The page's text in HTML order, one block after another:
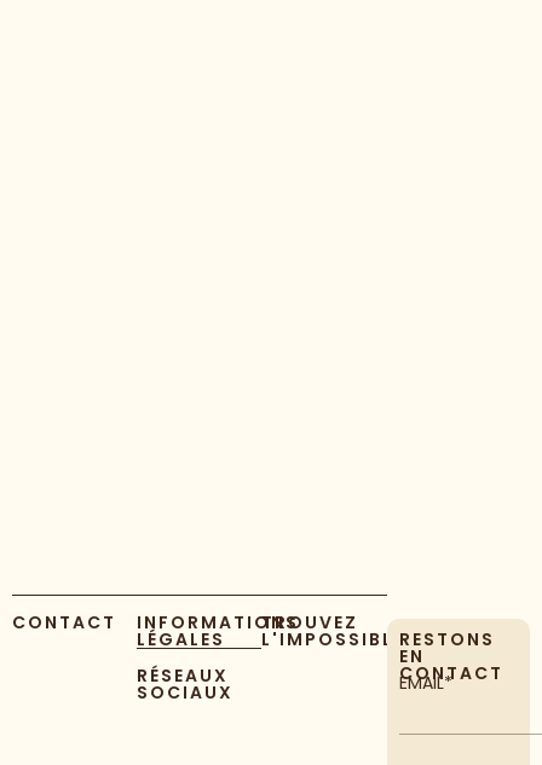
CONTACT INFORMATIONS
LÉGALES
RÉSEAUX
SOCIAUX
TROUVEZ
L'IMPOSSIBLERESTONS
EN
CONTACT
EMAIL*